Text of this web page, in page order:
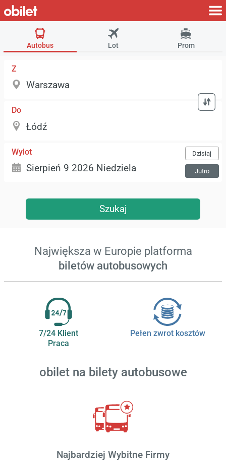
Autobus Lot Prom
Z
Do
Wylot Dzisiaj
Jutro
Szukaj
Największa w Europie platforma
biletów autobusowych
7/24 Klient
Praca
Pełen zwrot kosztów
obiletna bilety autobusowe
Najbardziej Wybitne Firmy